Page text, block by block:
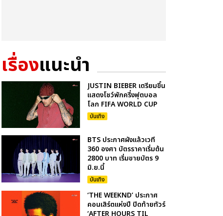
เรื่องแนะนำ
JUSTIN BIEBER เตรียมขึ้น
แสดงโชว์พักครึ่งฟุตบอล
โลก FIFA WORLD CUP
บันเทิง
BTS ประกาศผังแล้วเวที
360 องศา บัตรราคาเริ่มต้น
2800 บาท เริ่มขายบัตร 9
มิ.ย.นี้
บันเทิง
‘THE WEEKND’ ประกาศ
คอนเสิร์ตแห่งปี ปิดท้ายทัวร์